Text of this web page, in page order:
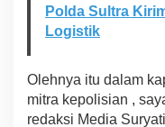
g
e
7
Polda Sultra
Logistik
Olehnya itu dalam
mitra kepolisian ,
redaksi Media